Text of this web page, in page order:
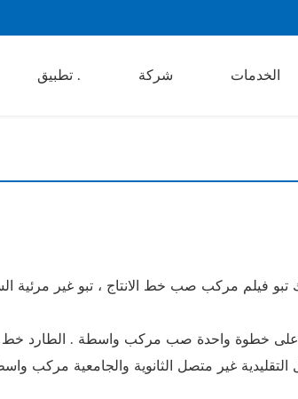
تطبيق . شركة الخدمات
على خطوة واحدة صب مركب واسطة . الطارد خط